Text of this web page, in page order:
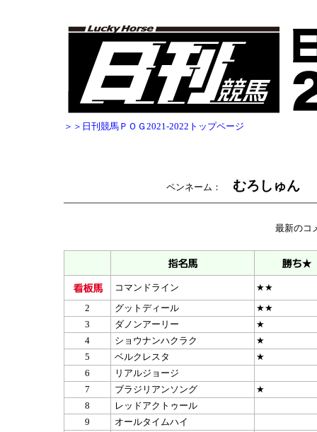
＞＞日刊競馬ＰＯＧ2021-2022トップページ
ペンネーム： むろしゅん
最新のコ
コマンドライン
★★
2
グットディール
★★
3
ダノンアーリー
★
4
ショウナンハクラク
★
5
ベルクレスタ
★
6
リアルジョージ
7
ブラジリアンソング
★
8
レッドアクトゥール
9
オールタイムハイ